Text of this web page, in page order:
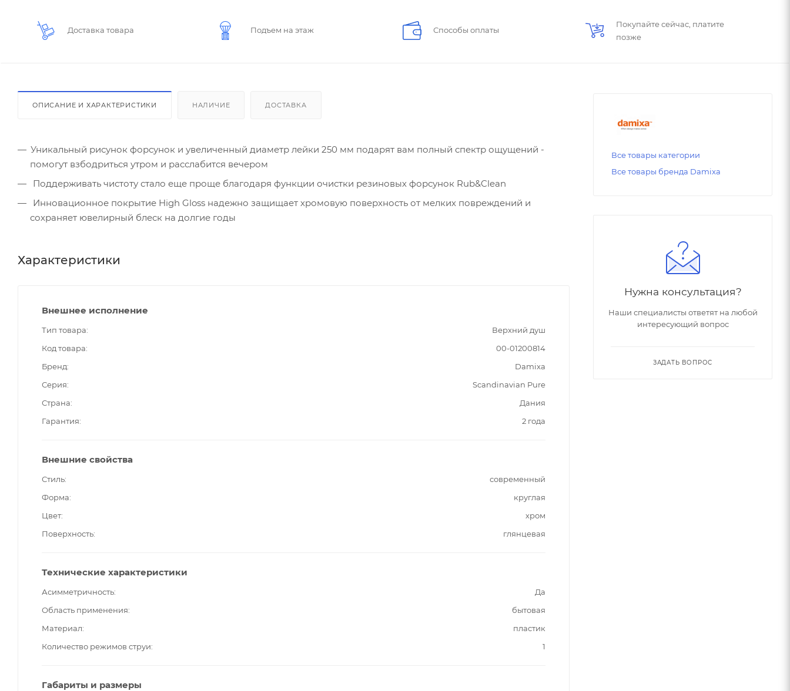
Доставка товара Подъем на этаж Способы оплаты
Покупайте сейчас, платите
позже
ОПИСАНИЕ И ХАРАКТЕРИСТИКИ НАЛИЧИЕ ДОСТАВКА
Уникальный рисунок форсунок и увеличенный диаметр лейки 250 мм подарят вам полный спектр ощущений -
помогут взбодриться утром и расслабится вечером
Поддерживать чистоту стало еще проще благодаря функции очистки резиновых форсунок Rub&Clean
Инновационное покрытие High Gloss надежно защищает хромовую поверхность от мелких повреждений и
сохраняет ювелирный блеск на долгие годы
Характеристики
Внешнее исполнение
Тип товара
Верхний душ
Код товара
00-01200814
Бренд
Damixa
Серия
Scandinavian Pure
Страна
Дания
Гарантия
2 года
Внешние свойства
Стиль
современный
Форма
круглая
Цвет
хром
Поверхность
глянцевая
Технические характеристики
Асимметричность
Да
Область применения
бытовая
Материал
пластик
Количество режимов струи
1
Габариты и размеры
Все товары категории
Все товары бренда Damixa
Нужна консультация?
Наши специалисты ответят на любой
интересующий вопрос
ЗАДАТЬ ВОПРОС